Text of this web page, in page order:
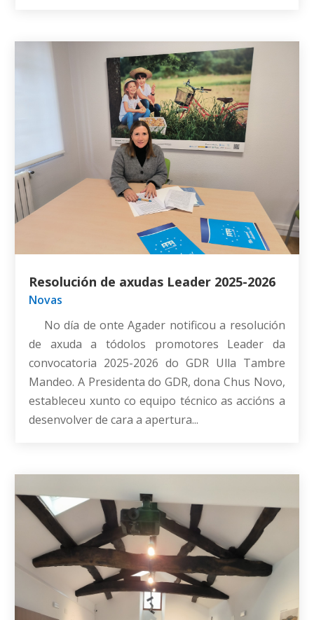
Resolución de axudas Leader 2025-2026
Novas
No día de onte Agader notificou a resolución
de axuda a tódolos promotores Leader da
convocatoria 2025-2026 do GDR Ulla Tambre
Mandeo. A Presidenta do GDR, dona Chus Novo,
estableceu xunto co equipo técnico as accións a
desenvolver de cara a apertura...